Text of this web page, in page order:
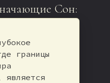
Сон:
границы
является